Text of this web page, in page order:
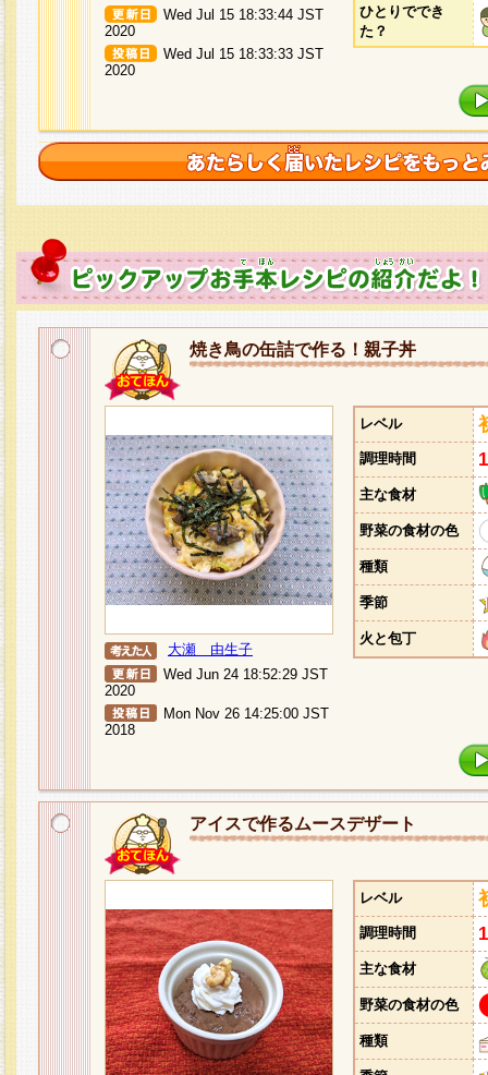
Wed Jul 15 18:33:44 JST
2020
Wed Jul 15 18:33:33 JST
2020
ひとりででき
た？
焼き鳥の缶詰で作る！親子丼
大瀬 由生子
Wed Jun 24 18:52:29 JST
2020
Mon Nov 26 14:25:00 JST
2018
レベル
調理時間
主な食材
野菜の食材の色
種類
季節
火と包丁
アイスで作るムースデザート
レベル
調理時間
主な食材
野菜の食材の色
種類